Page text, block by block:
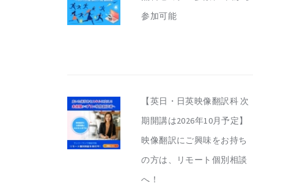
参加可能
【英日・日英映像翻訳科 次
期開講は2026年10月予定】
映像翻訳にご興味をお持ち
の方は、リモート個別相談
へ！